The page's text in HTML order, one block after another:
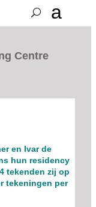
Centre
en Ivar de
hun residency
tekenden zij op
tekeningen per